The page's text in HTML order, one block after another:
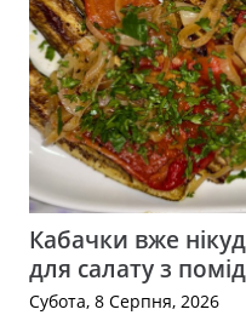
Кабачки вже
для салату з
Субота, 8 Серпня, 2026